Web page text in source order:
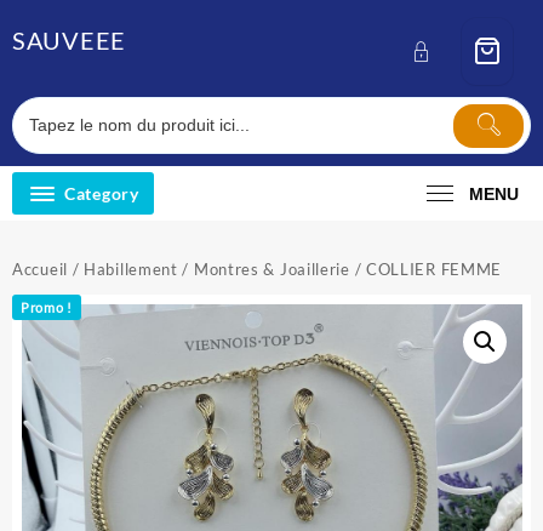
toSAUVEEE
Category MENU
Accueil / Habillement / Montres & Joaillerie / COLLIER FEMME
Promo !